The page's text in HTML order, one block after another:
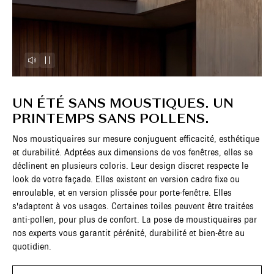
UN ÉTÉ SANS MOUSTIQUES. UN
PRINTEMPS SANS POLLENS.
Nos moustiquaires sur mesure conjuguent efficacité, esthétique
et durabilité. Adptées aux dimensions de vos fenêtres, elles se
déclinent en plusieurs coloris. Leur design discret respecte le
look de votre façade. Elles existent en version cadre fixe ou
enroulable, et en version plissée pour porte-fenêtre. Elles
s'adaptent à vos usages. Certaines toiles peuvent être traitées
anti-pollen, pour plus de confort. La pose de moustiquaires par
nos experts vous garantit pérénité, durabilité et bien-être au
quotidien.